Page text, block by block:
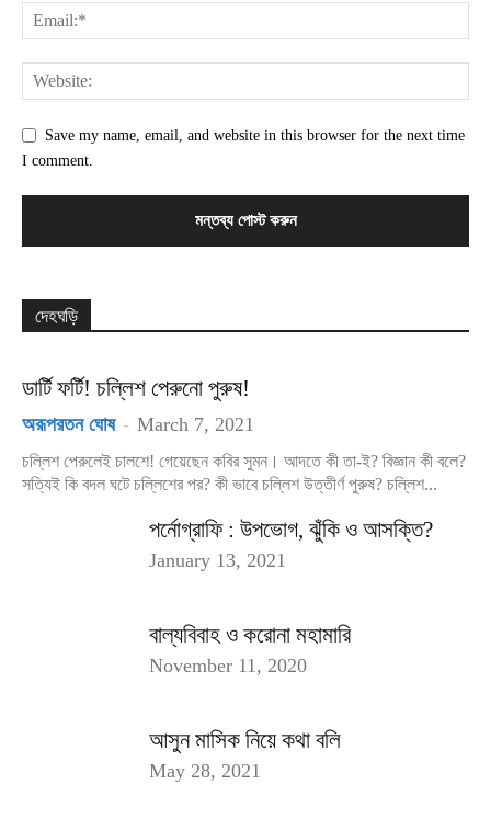
Save my name, email, and website in this browser for the next time
I comment.
দেহঘড়ি
ডার্টি ফর্টি! চল্লিশ পেরুনো পুরুষ!
অরূপরতন ঘোষ - March 7, 2021
চল্লিশ পেরুলেই চালশে! গেয়েছেন কবির সুমন। আদতে কী তা-ই? বিজ্ঞান কী বলে?
সত্যিই কি বদল ঘটে চল্লিশের পর? কী ভাবে চল্লিশ উত্তীর্ণ পুরুষ? চল্লিশ...
পর্নোগ্রাফি : উপভোগ, ঝুঁকি ও আসক্তি?
January 13, 2021
বাল্যবিবাহ ও করোনা মহামারি
November 11, 2020
আসুন মাসিক নিয়ে কথা বলি
May 28, 2021